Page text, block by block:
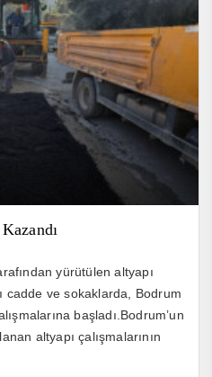
yürütülen altyapı
cadde ve sokaklarda, Bodrum
başladı.Bodrum’un
altyapı çalışmalarının